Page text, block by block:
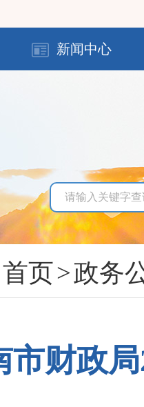
新闻中心
首页>政务
市财政